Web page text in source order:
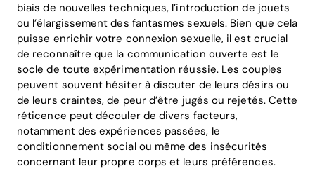
biais de nouvelles techniques, l’introduction de jouets
ou l’élargissement des fantasmes sexuels. Bien que cela
puisse enrichir votre connexion sexuelle, il est crucial
de reconnaître que la communication ouverte est le
socle de toute expérimentation réussie. Les couples
peuvent souvent hésiter à discuter de leurs désirs ou
de leurs craintes, de peur d’être jugés ou rejetés. Cette
réticence peut découler de divers facteurs,
notamment des expériences passées, le
conditionnement social ou même des insécurités
concernant leur propre corps et leurs préférences.